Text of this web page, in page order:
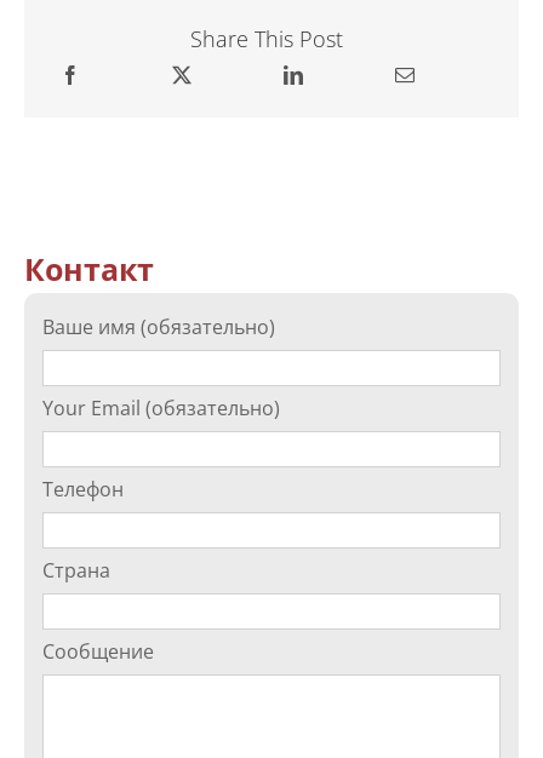
Share This Post
Контакт
Ваше имя (обязательно)
Your Email (обязательно)
Телефон
Страна
Сообщение